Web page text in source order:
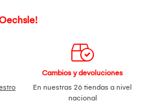
Cambios y devoluciones
En nuestras 26 tiendas a nivel
nacional